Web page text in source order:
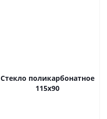
Стекло поликарбонатное
115х90